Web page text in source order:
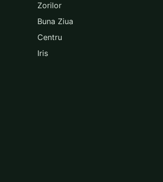
Zorilor
Buna Ziua
Centru
Iris